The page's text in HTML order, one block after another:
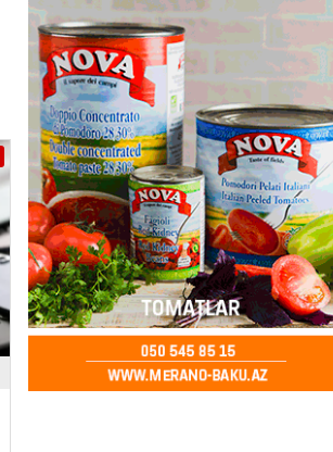
07.08.2026 - 10:00 80
GÜNDƏM
Azərbaycan nefti 93 dollara satılır
07.08.2026- 09:45 93
BANNER
ABŞ Hörmüz boğazında nəzarətin İrana
verilməsini rədd edib
07.08.2026- 09:30 104
MANŞET
Alimdən şok açıqlama: Qara və Azov
dənizində 120 min delfin məhv olub
06.08.2026- 18:19 300